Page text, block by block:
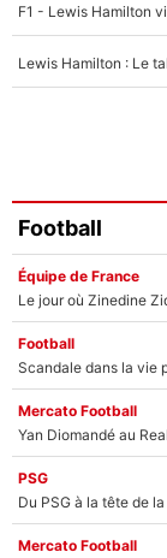
Football
Équipe de France
Football
Mercato Football
Yan Diomandé au
PSG
Mercato Football